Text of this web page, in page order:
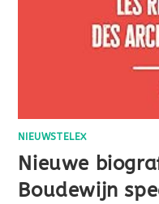
NIEUWSTELEX
Nieuwe
Boudewijn